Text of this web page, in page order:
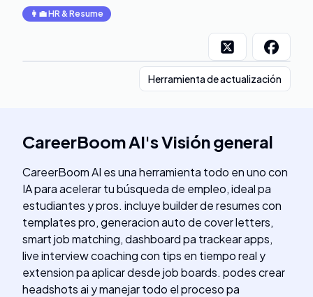
👩‍💼HR & Resume
Herramienta de actualización
CareerBoom AI'sVisión general
CareerBoom AI es una herramienta todo en uno con
IA para acelerar tu búsqueda de empleo, ideal pa
estudiantes y pros. incluye builder de resumes con
templates pro, generacion auto de cover letters,
smart job matching, dashboard pa trackear apps,
live interview coaching con tips en tiempo real y
extension pa aplicar desde job boards. podes crear
headshots ai y manejar todo el proceso pa